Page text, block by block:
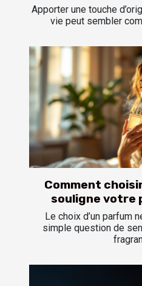
Apporter une touche
vie peut sembler
Comment
souligne votre
Le choix d’un parfum
simple question de